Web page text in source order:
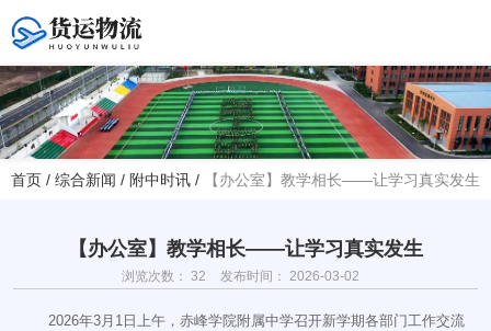
您好！欢迎访问赤峰大学附属中学官方网站！
韩主任(教务处)15047575012
学校地址
首页 / 综合新闻 / 附中时讯 / 【办公室】教学相长——让学习真实发生
【办公室】教学相长——让学习真实发生
浏览次数： 32 发布时间： 2026-03-02
2026年3月1日上午，赤峰学院附属中学召开新学期各部门工作交流